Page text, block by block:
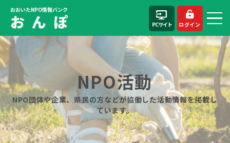
おおいたNPO情報バンク
お ん ぽ PCサイト ログイン
NPO活動
NPO団体や企業、県民の方などが協働した活動情報を掲載し
ています。